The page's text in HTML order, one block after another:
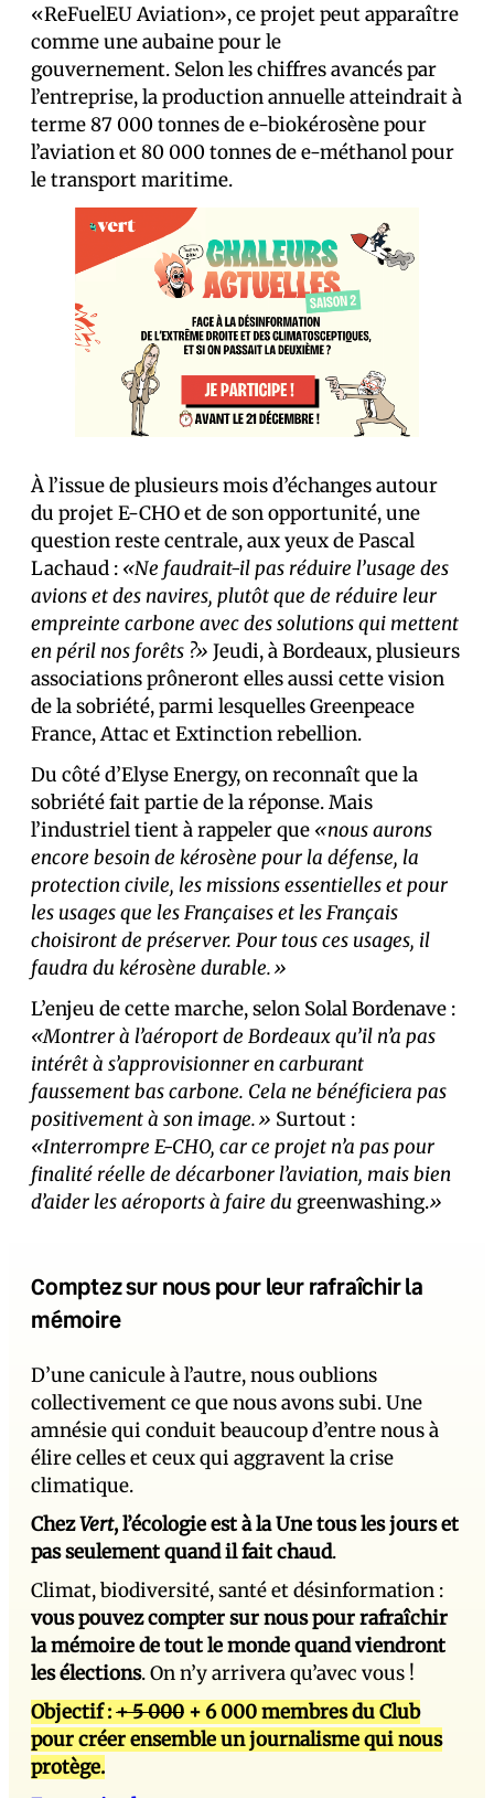
«ReFuelEU Aviation», ce projet peut apparaître
comme une aubaine pour le
gouvernement. Selon les chiffres avancés par
l’entreprise, la production annuelle atteindrait à
terme 87 000 tonnes de e-biokérosène pour
l’aviation et 80 000 tonnes de e-méthanol pour
le transport maritime.
À l’issue de plusieurs mois d’échanges autour
du projet E-CHO et de son opportunité, une
question reste centrale, aux yeux de Pascal
Lachaud : «Ne faudrait-il pas réduire l’usage des
avions et des navires, plutôt que de réduire leur
empreinte carbone avec des solutions qui mettent
en péril nos forêts ?» Jeudi, à Bordeaux, plusieurs
associations prôneront elles aussi cette vision
de la sobriété, parmi lesquelles Greenpeace
France, Attac et Extinction rebellion.
Du côté d’Elyse Energy, on reconnaît que la
sobriété fait partie de la réponse. Mais
l’industriel tient à rappeler que «nous aurons
encore besoin de kérosène pour la défense, la
protection civile, les missions essentielles et pour
les usages que les Françaises et les Français
choisiront de préserver. Pour tous ces usages, il
faudra du kérosène durable.»
L’enjeu de cette marche, selon Solal Bordenave :
«Montrer à l’aéroport de Bordeaux qu’il n’a pas
intérêt à s’approvisionner en carburant
faussement bas carbone. Cela ne bénéficiera pas
positivement à son image.» Surtout :
«Interrompre E-CHO, car ce projet n’a pas pour
finalité réelle de décarboner l’aviation, mais bien
d’aider les aéroports à faire du greenwashing.»
Comptez sur nous pour leur rafraîchir la
mémoire
D’une canicule à l’autre, nous oublions
collectivement ce que nous avons subi. Une
amnésie qui conduit beaucoup d’entre nous à
élire celles et ceux qui aggravent la crise
climatique.
ChezVert, l’écologie est à la Une tous les jours et
pas seulement quand il fait chaud.
Climat, biodiversité, santé et désinformation :
vous pouvez compter sur nous pour rafraîchir
la mémoire de tout le monde quand viendront
les élections. On n’y arrivera qu’avec vous !
Objectif :+ 5 000 + 6 000 membres du Club
pour créer ensemble un journalisme qui nous
protège.